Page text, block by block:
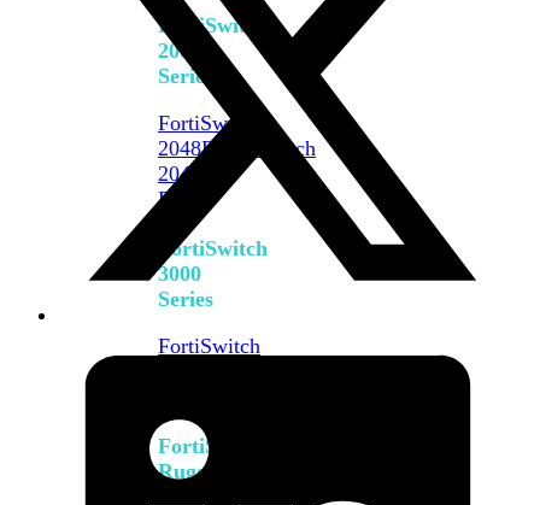
FortiSwitch
2000
Series
FortiSwitch
2048F FortiSwitch
2048F-
B2F
FortiSwitch
3000
Series
FortiSwitch
FortiSwitch
Ruggedized